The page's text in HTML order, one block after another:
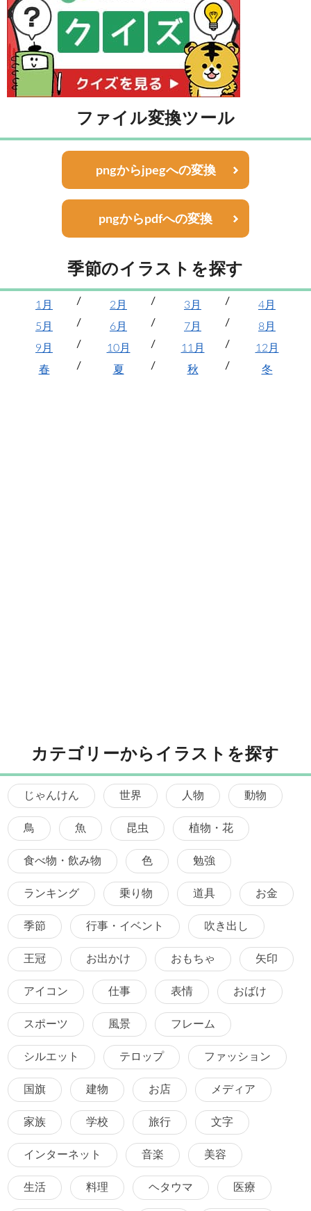
ファイル変換ツール
pngからjpegへの変換
pngからpdfへの変換
季節のイラストを探す
1月 2月 3月
4月
5月
6月 7月
8月
9月
10月 11月
12月
春
夏 秋 冬
カテゴリーからイラストを探す
じゃんけん 世界 人物 動物
鳥 魚 昆虫 植物・花
食べ物・飲み物 色 勉強
ランキング 乗り物 道具 お金
季節 行事・イベント 吹き出し
王冠 お出かけ おもちゃ 矢印
アイコン 仕事 表情 おばけ
スポーツ 風景 フレーム
シルエット テロップ ファッション
国旗 建物 お店 メディア
家族 学校 旅行 文字
インターネット 音楽 美容
生活 料理 ヘタウマ 医療